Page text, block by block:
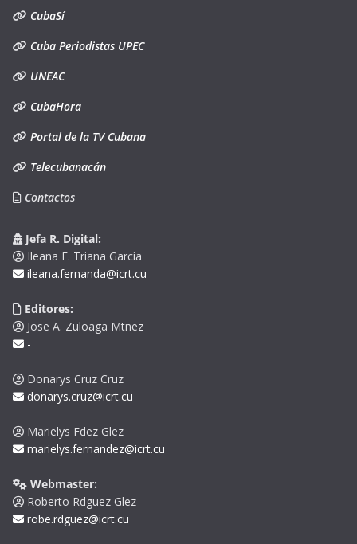
CubaSí
Cuba Periodistas UPEC
UNEAC
CubaHora
Portal de la TV Cubana
Telecubanacán
Contactos
Jefa R. Digital:
Ileana F. Triana García
ileana.fernanda@icrt.cu
Editores:
Jose A. Zuloaga Mtnez
-
Donarys Cruz Cruz
donarys.cruz@icrt.cu
Marielys Fdez Glez
marielys.fernandez@icrt.cu
Webmaster:
Roberto Rdguez Glez
robe.rdguez@icrt.cu